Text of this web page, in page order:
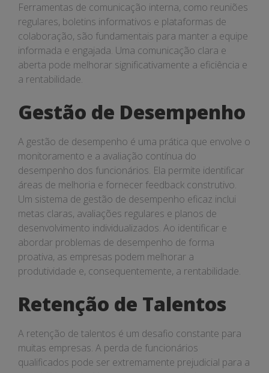
Ferramentas de comunicação interna, como reuniões
regulares, boletins informativos e plataformas de
colaboração, são fundamentais para manter a equipe
informada e engajada. Uma comunicação clara e
aberta pode melhorar significativamente a eficiência e
a rentabilidade.
Gestão de Desempenho
A gestão de desempenho é uma prática que envolve o
monitoramento e a avaliação contínua do
desempenho dos funcionários. Ela permite identificar
áreas de melhoria e fornecer feedback construtivo.
Um sistema de gestão de desempenho eficaz inclui
metas claras, avaliações regulares e planos de
desenvolvimento individualizados. Ao identificar e
abordar problemas de desempenho de forma
proativa, as empresas podem melhorar a
produtividade e, consequentemente, a rentabilidade.
Retenção de Talentos
A retenção de talentos é um desafio constante para
muitas empresas. A perda de funcionários
qualificados pode ser extremamente prejudicial para a